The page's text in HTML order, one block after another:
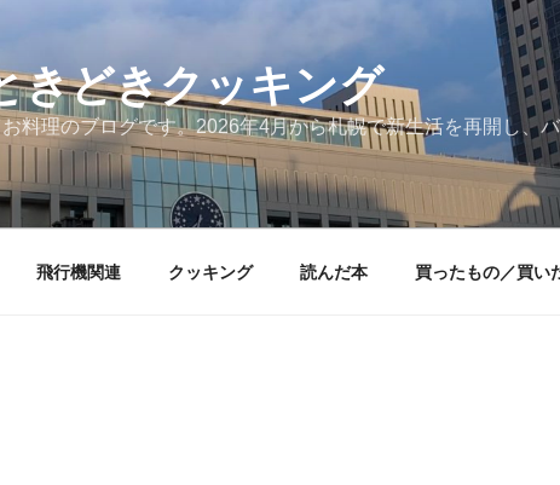
きどきクッキング
料理のブログです。2026年4月から札幌で新生活を再開し、
飛行機関連 クッキング 読んだ本 買ったもの／買い